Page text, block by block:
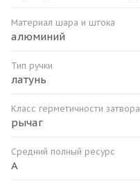
Материал шара и штока
алюминий
Тип ручки
латунь
Класс герметичности затвора
рычаг
Средний полный ресурс
А